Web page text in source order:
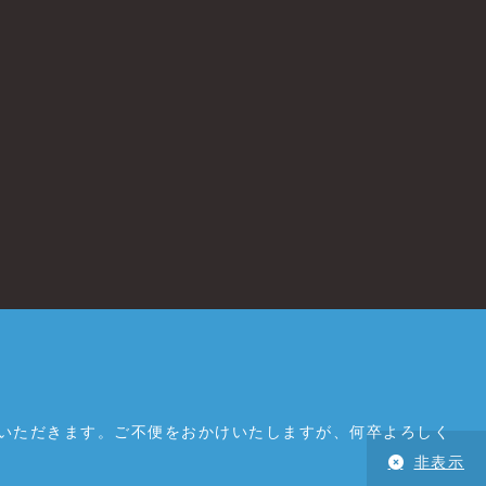
だきます。ご不便をおかけいたしますが、何卒よろしく
非表示